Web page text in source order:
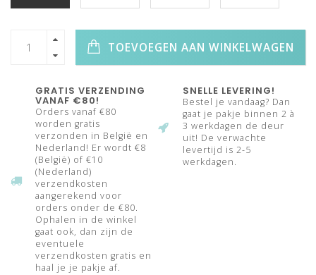
TOEVOEGEN AAN WINKELWAGEN
GRATIS VERZENDING
VANAF €80!
Orders vanaf €80
worden gratis
verzonden in België en
Nederland! Er wordt €8
(België) of €10
(Nederland)
verzendkosten
aangerekend voor
orders onder de €80.
Ophalen in de winkel
gaat ook, dan zijn de
eventuele
verzendkosten gratis en
haal je je pakje af.
SNELLE LEVERING!
Bestel je vandaag? Dan
gaat je pakje binnen 2 à
3 werkdagen de deur
uit! De verwachte
levertijd is 2-5
werkdagen.